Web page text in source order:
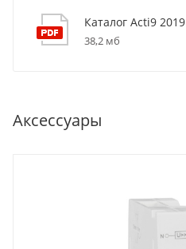
Каталог Acti9 2019
38,2 мб
Аксессуары